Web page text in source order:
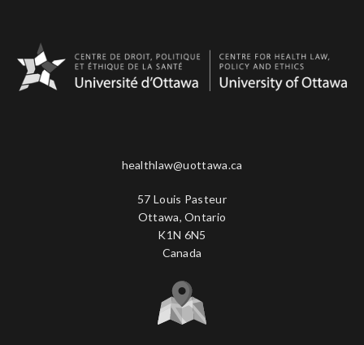
healthlaw@uottawa.ca
57 Louis Pasteur
Ottawa, Ontario
K1N 6N5
Canada